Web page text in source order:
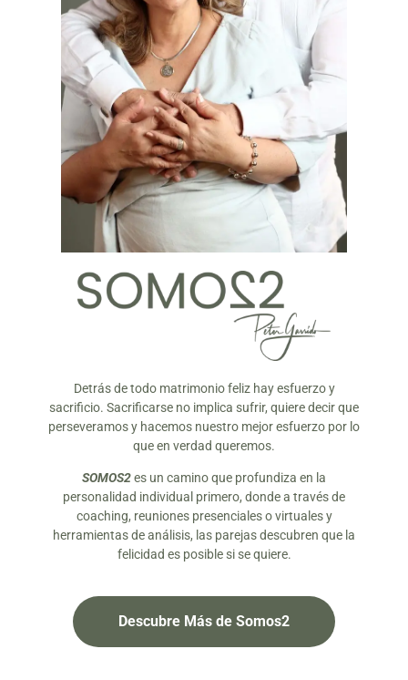
Detrás de todo matrimonio feliz hay esfuerzo y
sacrificio. Sacrificarse no implica sufrir, quiere decir que
perseveramos y hacemos nuestro mejor esfuerzo por lo
que en verdad queremos.
SOMOS2es un camino que profundiza en la
personalidad individual primero, donde a través de
coaching, reuniones presenciales o virtuales y
herramientas de análisis, las parejas descubren que la
felicidad es posible si se quiere.
Descubre Más de Somos2